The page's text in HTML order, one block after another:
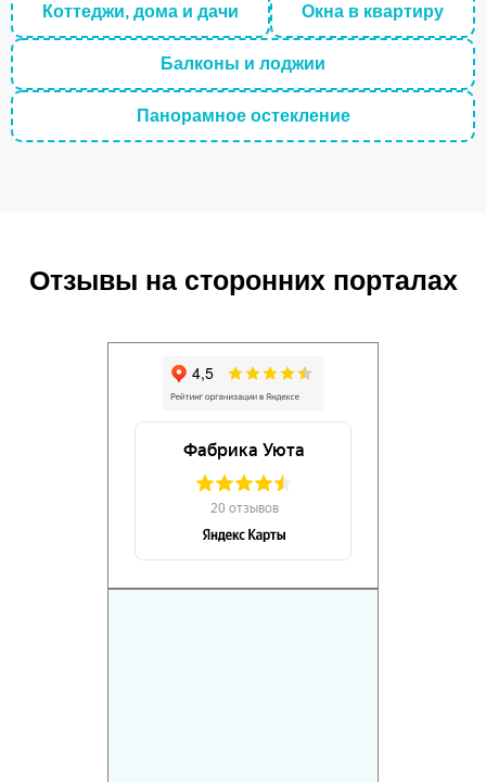
Коттеджи, дома и дачи Окна в квартиру
Балконы и лоджии
Панорамное остекление
Отзывы на сторонних порталах